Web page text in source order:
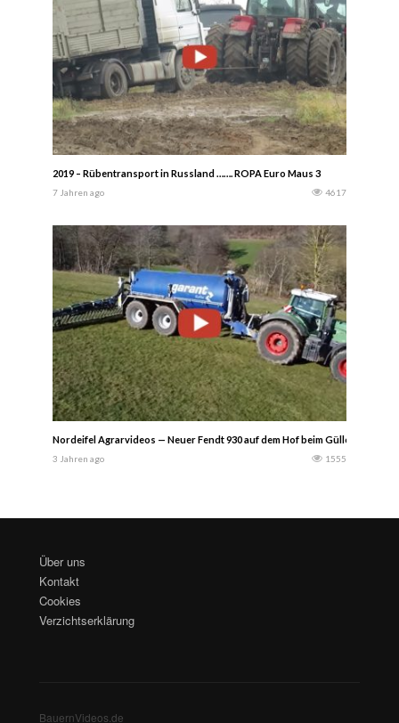
2019 – Rübentransport in Russland ……. ROPA Euro Maus 3
7 Jahren ago 4617
Nordeifel Agrarvideos — Neuer Fendt 930 auf dem Hof beim Güllefahren
3 Jahren ago 1555
Über uns
Kontakt
Cookies
Verzichtserklärung
BauernVideos.de